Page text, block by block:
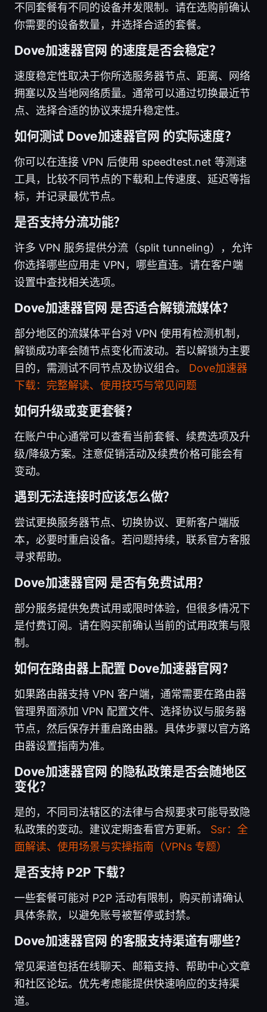
不同套餐有不同的设备并发限制。请在选购前确认
你需要的设备数量，并选择合适的套餐。
Dove加速器官网 的速度是否会稳定？
速度稳定性取决于你所选服务器节点、距离、网络
拥塞以及当地网络质量。通常可以通过切换最近节
点、选择合适的协议来提升稳定性。
如何测试 Dove加速器官网 的实际速度？
你可以在连接 VPN 后使用 speedtest.net 等测速
工具，比较不同节点的下载和上传速度、延迟等指
标，并记录最优节点。
是否支持分流功能？
许多 VPN 服务提供分流（split tunneling），允许
你选择哪些应用走 VPN，哪些直连。请在客户端
设置中查找相关选项。
Dove加速器官网 是否适合解锁流媒体？
部分地区的流媒体平台对 VPN 使用有检测机制，
解锁成功率会随节点变化而波动。若以解锁为主要
目的，需测试不同节点及协议组合。 Dove加速器
下载：完整解读、使用技巧与常见问题
如何升级或变更套餐？
在账户中心通常可以查看当前套餐、续费选项及升
级/降级方案。注意促销活动及续费价格可能会有
变动。
遇到无法连接时应该怎么做？
尝试更换服务器节点、切换协议、更新客户端版
本，必要时重启设备。若问题持续，联系官方客服
寻求帮助。
Dove加速器官网 是否有免费试用？
部分服务提供免费试用或限时体验，但很多情况下
是付费订阅。请在购买前确认当前的试用政策与限
制。
如何在路由器上配置 Dove加速器官网？
如果路由器支持 VPN 客户端，通常需要在路由器
管理界面添加 VPN 配置文件、选择协议与服务器
节点，然后保存并重启路由器。具体步骤以官方路
由器设置指南为准。
Dove加速器官网 的隐私政策是否会随地区
变化？
是的，不同司法辖区的法律与合规要求可能导致隐
私政策的变动。建议定期查看官方更新。 Ssr：全
面解读、使用场景与实操指南（VPNs 专题）
是否支持 P2P 下载？
一些套餐可能对 P2P 活动有限制，购买前请确认
具体条款，以避免账号被暂停或封禁。
Dove加速器官网 的客服支持渠道有哪些？
常见渠道包括在线聊天、邮箱支持、帮助中心文章
和社区论坛。优先考虑能提供快速响应的支持渠
道。